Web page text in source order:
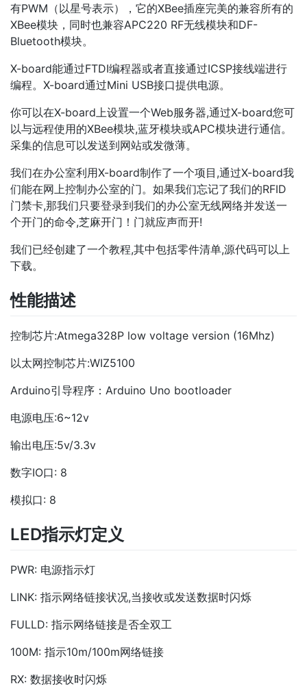
有PWM（以星号表示），它的XBee插座完美的兼容所有的
XBee模块，同时也兼容APC220 RF无线模块和DF-
Bluetooth模块。
X-board能通过FTDI编程器或者直接通过ICSP接线端进行
编程。X-board通过Mini USB接口提供电源。
你可以在X-board上设置一个Web服务器,通过X-board您可
以与远程使用的XBee模块,蓝牙模块或APC模块进行通信。
采集的信息可以发送到网站或发微薄。
我们在办公室利用X-board制作了一个项目,通过X-board我
们能在网上控制办公室的门。如果我们忘记了我们的RFID
门禁卡,那我们只要登录到我们的办公室无线网络并发送一
个开门的命令,芝麻开门！门就应声而开!
我们已经创建了一个教程,其中包括零件清单,源代码可以上
下载。
性能描述
控制芯片:Atmega328P low voltage version (16Mhz)
以太网控制芯片:WIZ5100
Arduino引导程序：Arduino Uno bootloader
电源电压:6~12v
输出电压:5v/3.3v
数字IO口: 8
模拟口: 8
LED指示灯定义
PWR: 电源指示灯
LINK: 指示网络链接状况,当接收或发送数据时闪烁
FULLD: 指示网络链接是否全双工
100M: 指示10m/100m网络链接
RX: 数据接收时闪烁